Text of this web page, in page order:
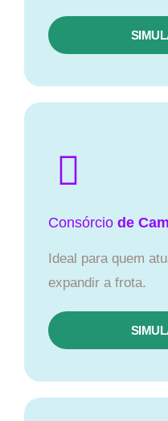
Consórcio de
Ideal para quem
expandir a frota.